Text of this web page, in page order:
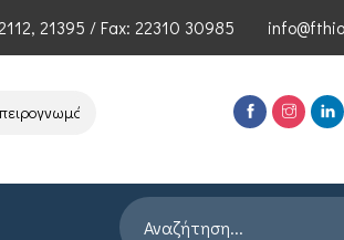
, 21395 / Fax: 22310 30985
Τεχνολογιών Αιχμής του ΕΦΕΠΑΕ